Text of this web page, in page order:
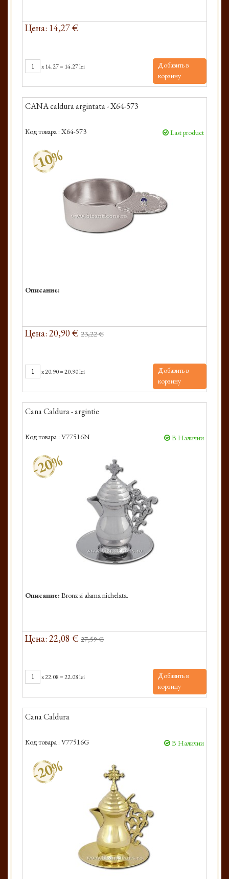
Цена: 14,27 €
x14.27= 14.27 lei
Добавить в
корзину
CANA caldura argintata - X64-573
Код товара : X64-573 Last product
-10%
Описание:
Цена: 20,90 € 23,22 €
x20.90=20.90 lei
Добавить в
корзину
Cana Caldura - argintie
Код товара : V77516N В Наличии
-20%
Описание: Bronz si alama nichelata.
Цена: 22,08 € 27,59 €
x22.08=22.08 lei
Добавить в
корзину
Cana Caldura
Код товара : V77516G В Наличии
-20%